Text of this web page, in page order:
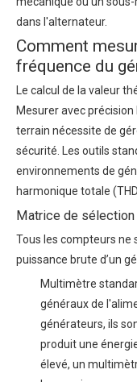
dans l'alternateur.
Comment
fréquence du
Le calcul de la valeur
Mesurer avec précision
terrain nécessite de
sécurité. Les outils
environnements de
harmonique totale
Matrice de
Tous les compteurs ne
puissance brute d’un
Multimètre
généraux de
générateurs, ils
produit une
élevé, un